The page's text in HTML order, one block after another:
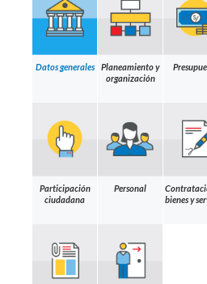
Datos generales
Planeamiento y
organización
Participación
ciudadana
Personal
bienes y